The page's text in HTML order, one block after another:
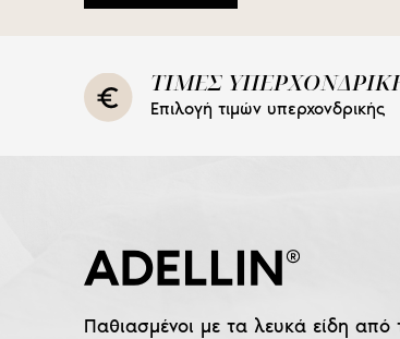
ΤΙΜΕΣ
Επιλογή τιμών υπερχονδρικής
Παθιασμένοι με τα λευκά είδη από